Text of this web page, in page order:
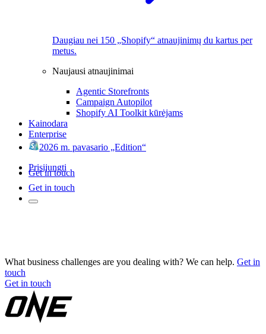
Daugiau nei 150 „Shopify“ atnaujinimų du kartus per
metus.
Naujausi atnaujinimai
Agentic Storefronts
Campaign Autopilot
Shopify AI Toolkit kūrėjams
Kainodara
Enterprise
2026 m. pavasario „Edition“
Prisijungti
Get in touch
Get in touch
What business challenges are you dealing with? We can help. Get in
touch
Get in touch